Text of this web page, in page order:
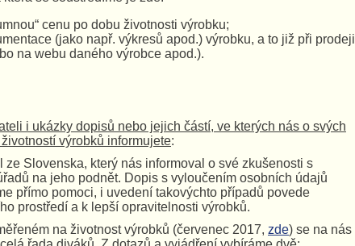
cenu po dobu životnosti výrobku;
(jako např. výkresů apod.) výrobku, a to již při prodeji
na webu daného výrobce apod.).
i ukázky dopisů nebo jejich částí, ve kterých nás o svých
výrobků informujete:
Slovenska, který nás informoval o své zkušenosti s
na jeho podnět. Dopis s vyloučením osobních údajů
přímo pomoci, i uvedení takovýchto případů povede
prostředí a k lepší opravitelnosti výrobků.
na životnost výrobků (červenec 2017, zde) se na nás